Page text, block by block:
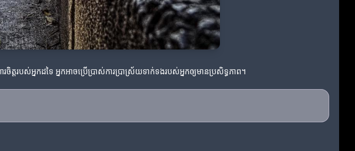
ស់អ្នកដទៃ អ្នកអាចប្រើប្រាស់ការប្រាស្រ័យទាក់ទងរបស់អ្នកឲ្យមានប្រសិទ្ធភាព។